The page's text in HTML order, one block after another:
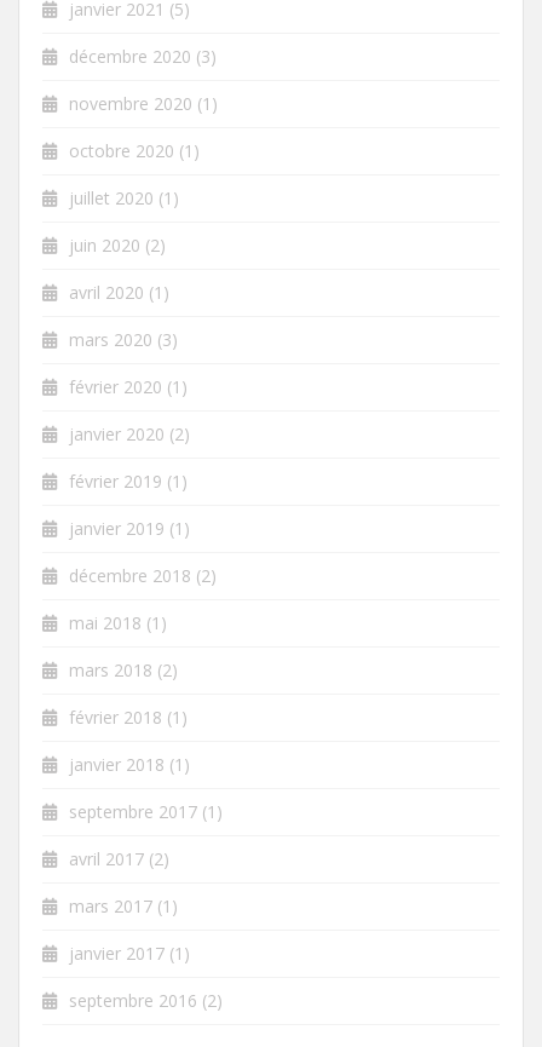
janvier 2021 (5)
décembre 2020 (3)
novembre 2020 (1)
octobre 2020 (1)
juillet 2020 (1)
juin 2020 (2)
avril 2020 (1)
mars 2020 (3)
février 2020 (1)
janvier 2020 (2)
février 2019 (1)
janvier 2019 (1)
décembre 2018 (2)
mai 2018 (1)
mars 2018 (2)
février 2018 (1)
janvier 2018 (1)
septembre 2017 (1)
avril 2017 (2)
mars 2017 (1)
janvier 2017 (1)
septembre 2016 (2)